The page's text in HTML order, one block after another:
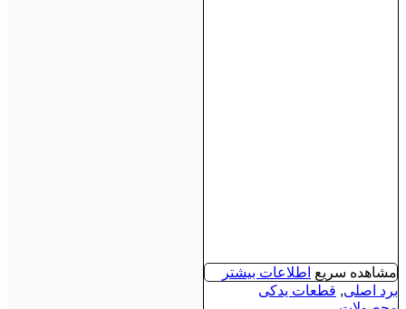
مشاهده سریع اطلاعات بیشتر
برد اصلی, قطعات یدکی